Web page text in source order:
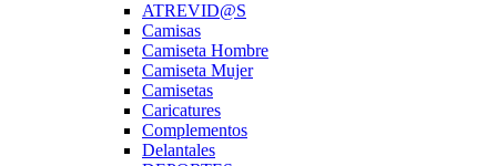
ATREVID@S
Camisas
Camiseta Hombre
Camiseta Mujer
Camisetas
Caricatures
Complementos
Delantales